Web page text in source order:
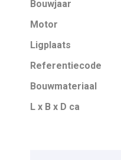
Bouwjaar
Motor
Ligplaats
Referentiecode
Bouwmateriaal
L x B x D ca